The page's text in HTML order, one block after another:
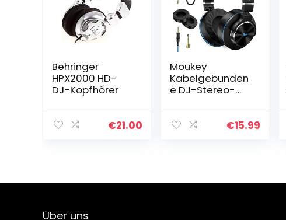
Behringer
HPX2000 HD-
DJ-Kopfhörer
€21.00
Moukey
Kabelgebunden
e DJ-Stereo-
Professionelle
€15.99
Über uns